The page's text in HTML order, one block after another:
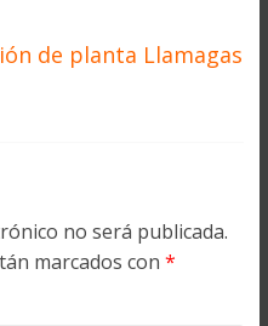
de planta Llamagas
no será publicada.
marcados con *